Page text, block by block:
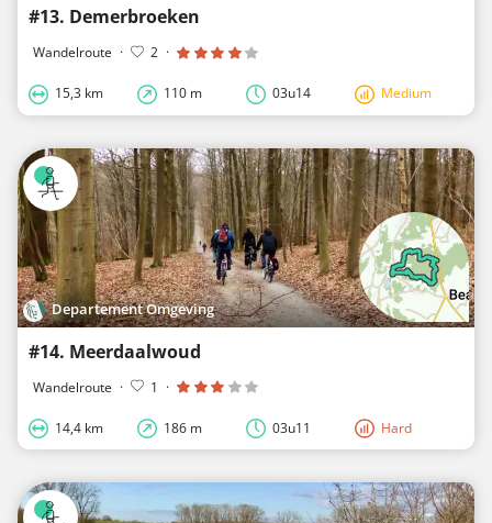
#13. Demerbroeken
Wandelroute · 2 ·
15,3 km 110 m 03u14 Medium
Departement Omgeving
#14. Meerdaalwoud
Wandelroute · 1 ·
14,4 km 186 m 03u11 Hard